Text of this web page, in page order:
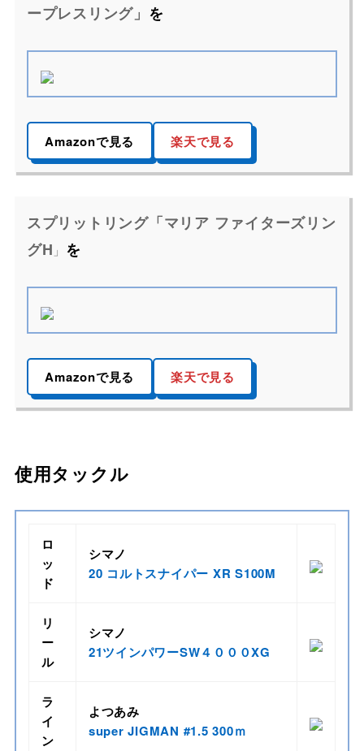
ープレスリング」 を
Amazonで見る 楽天で見る
スプリットリング「マリア ファイターズリン
グH 」 を
Amazonで見る 楽天で見る
使用タックル
ロ
ッ
ド
シマノ
20 コルトスナイパー XR S100M
リ
ー
ル
シマノ
21ツインパワーSW４０００XG
ラ
イ
ン
よつあみ
super JIGMAN #1.5 300ｍ